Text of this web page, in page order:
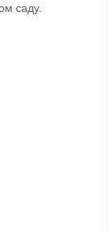
саду.